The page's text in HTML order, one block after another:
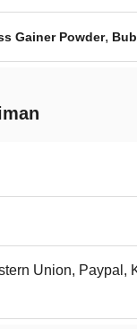
Gainer Powder,
Union, Paypal,